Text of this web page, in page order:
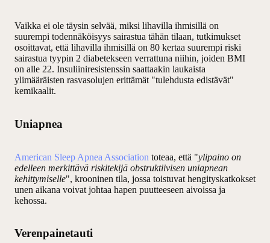
Vaikka ei ole täysin selvää, miksi lihavilla ihmisillä on
suurempi todennäköisyys sairastua tähän tilaan, tutkimukset
osoittavat, että lihavilla ihmisillä on 80 kertaa suurempi riski
sairastua tyypin 2 diabetekseen verrattuna niihin, joiden BMI
on alle 22. Insuliiniresistenssin saattaakin laukaista
ylimääräisten rasvasolujen erittämät "tulehdusta edistävät"
kemikaalit.
Uniapnea
American Sleep Apnea Association toteaa, että "ylipaino on
edelleen merkittävä riskitekijä obstruktiivisen uniapnean
kehittymiselle", krooninen tila, jossa toistuvat hengityskatkokset
unen aikana voivat johtaa hapen puutteeseen aivoissa ja
kehossa.
Verenpainetauti